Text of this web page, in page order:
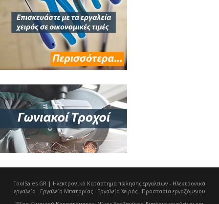
ToolSales.GR | Ηλεκτρονικό Κατάστημα πώλησης εργαλείων - Ηλεκτρονικά
εργαλεία - Εργαλεία Μπαταρίας - Εργαλεία Χειρός - Προστασία εργαζόμενου